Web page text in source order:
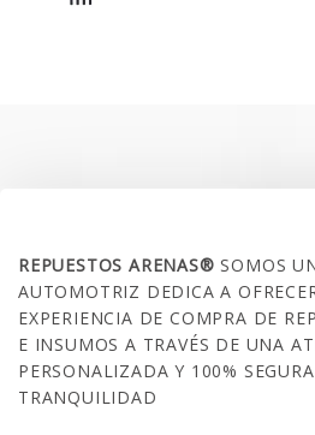
REPUESTOS ARENAS®SOMOS
AUTOMOTRIZ DEDICA A
EXPERIENCIA DE COMPRA DE
E INSUMOS A TRAVÉS DE UNA
PERSONALIZADA Y 100%
TRANQUILIDAD